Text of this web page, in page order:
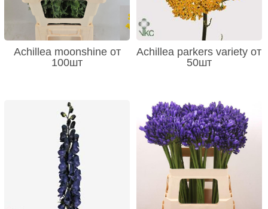
Achillea moonshine от
100шт
Achillea parkers variety от
50шт